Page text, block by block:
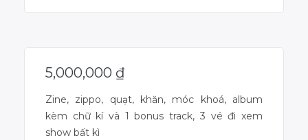
5,000,000 ₫
Zine, zippo, quạt, khăn, móc khoá, album
kèm chữ kí và 1 bonus track, 3 vé đi xem
show bất kì